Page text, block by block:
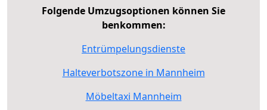
Folgende Umzugsoptionen können Sie
benkommen:
Entrümpelungsdienste
Halteverbotszone in Mannheim
Möbeltaxi Mannheim